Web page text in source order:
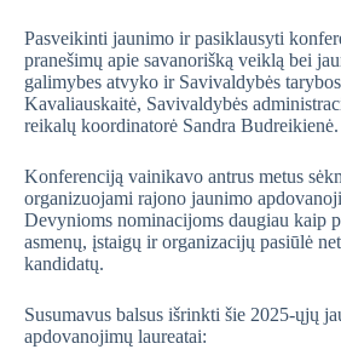
Pasveikinti jaunimo ir pasiklausyti
pranešimų apie savanorišką veiklą bei
galimybes atvyko ir Savivaldybės
Kavaliauskaitė, Savivaldybės
reikalų koordinatorė Sandra Budreikienė.
Konferenciją vainikavo antrus metus
organizuojami rajono jaunimo
Devynioms nominacijoms daugiau kaip
asmenų, įstaigų ir organizacijų pasiūlė
kandidatų.
Susumavus balsus išrinkti šie 2025-ųjų
apdovanojimų laureatai: